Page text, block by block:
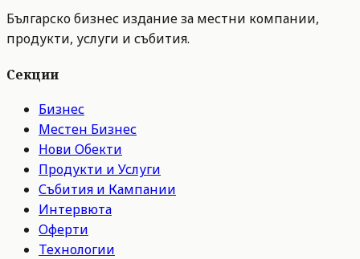
Българско бизнес издание за местни компании,
продукти, услуги и събития.
Секции
Бизнес
Местен Бизнес
Нови Обекти
Продукти и Услуги
Събития и Кампании
Интервюта
Оферти
Технологии